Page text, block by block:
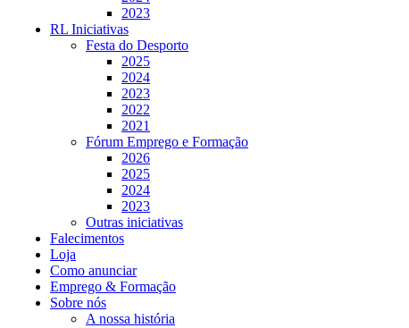
2023
RL Iniciativas
Festa do Desporto
2025
2024
2023
2022
2021
Fórum Emprego e Formação
2026
2025
2024
2023
Outras iniciativas
Falecimentos
Loja
Como anunciar
Emprego & Formação
Sobre nós
A nossa história